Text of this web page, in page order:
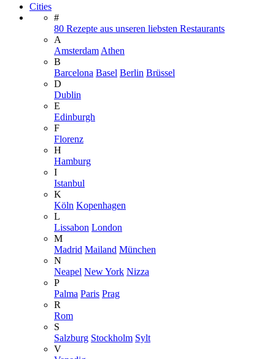
Cities
#
80 Rezepte aus unseren liebsten Restaurants
A
Amsterdam Athen
B
Barcelona Basel Berlin Brüssel
D
Dublin
E
Edinburgh
F
Florenz
H
Hamburg
I
Istanbul
K
Köln Kopenhagen
L
Lissabon London
M
Madrid Mailand München
N
Neapel New York Nizza
P
Palma Paris Prag
R
Rom
S
Salzburg Stockholm Sylt
V